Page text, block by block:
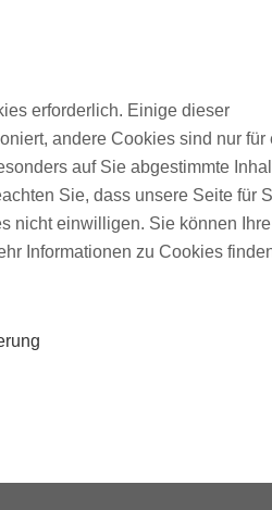
für
Du
erforderlich. Einige dieser
andere Cookies sind nur für
auf Sie abgestimmte
Sie, dass unsere Seite für
nicht einwilligen. Sie können Ihre
Informationen zu Cookies